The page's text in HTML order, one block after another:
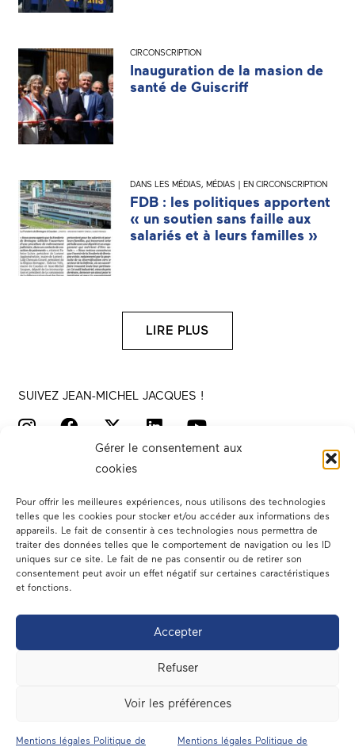
Gérer le consentement aux
cookies
Pour offrir les meilleures expériences, nous utilisons des technologies
telles que les cookies pour stocker et/ou accéder aux informations des
appareils. Le fait de consentir à ces technologies nous permettra de
traiter des données telles que le comportement de navigation ou les ID
uniques sur ce site. Le fait de ne pas consentir ou de retirer son
consentement peut avoir un effet négatif sur certaines caractéristiques
et fonctions.
Accepter
Refuser
Voir les préférences
Mentions légales Politique de Mentions légales Politique de
CIRCONSCRIPTION
Inauguration de la masion de
santé de Guiscriff
DANS LES MÉDIAS, MÉDIAS | EN CIRCONSCRIPTION
FDB : les politiques apportent
« un soutien sans faille aux
salariés et à leurs familles »
LIRE PLUS
SUIVEZ JEAN-MICHEL JACQUES !
Votre député
Dans les médias
En circonscription
A l’assemblée
Contact